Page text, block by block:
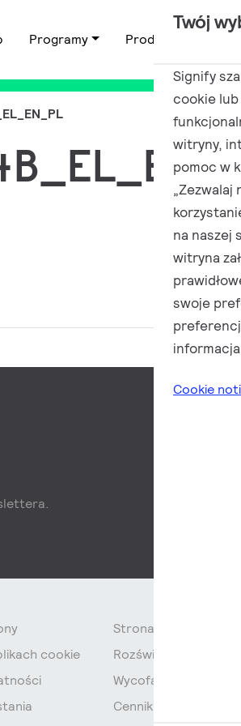
Twój
Signify
cookie
witryny,
pomoc w
„Zezwalaj
na naszej
witryna
swoje
Cookie
Programy Produkty
cookie
Strona Główna
Rozświetlamy Polskę
Wycofanie świetlówek
Cennik